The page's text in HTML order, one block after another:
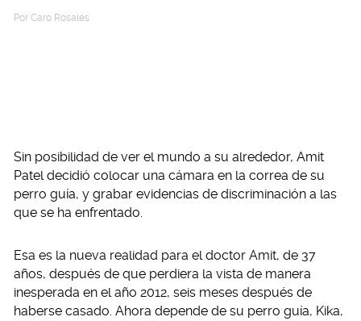
Por Caro Rosales
Sin posibilidad de ver el mundo a su alrededor, Amit
Patel decidió colocar una cámara en la correa de su
perro guía, y grabar evidencias de discriminación a las
que se ha enfrentado.
Esa es la nueva realidad para el doctor Amit, de 37
años, después de que perdiera la vista de manera
inesperada en el año 2012, seis meses después de
haberse casado. Ahora depende de su perro guía, Kika,